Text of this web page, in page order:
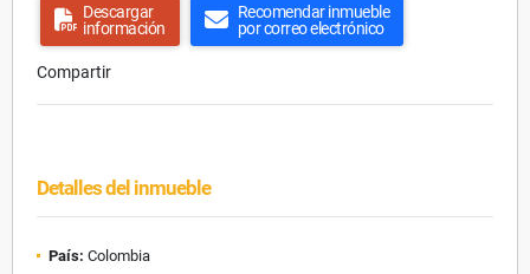
Descargar
información
Recomendar inmueble
por correo electrónico
Compartir
Detalles del inmueble
País: Colombia